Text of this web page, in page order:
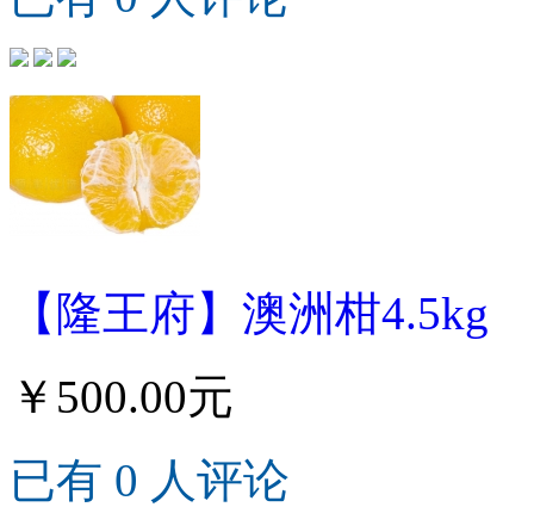
【隆王府】澳洲柑4.5kg
￥500.00元
已有 0 人评论